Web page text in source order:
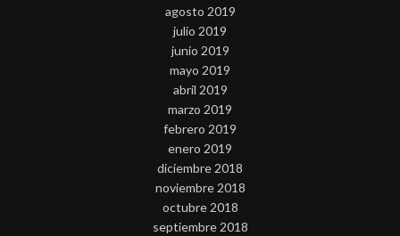
agosto 2019
julio 2019
junio 2019
mayo 2019
abril 2019
marzo 2019
febrero 2019
enero 2019
diciembre 2018
noviembre 2018
octubre 2018
septiembre 2018